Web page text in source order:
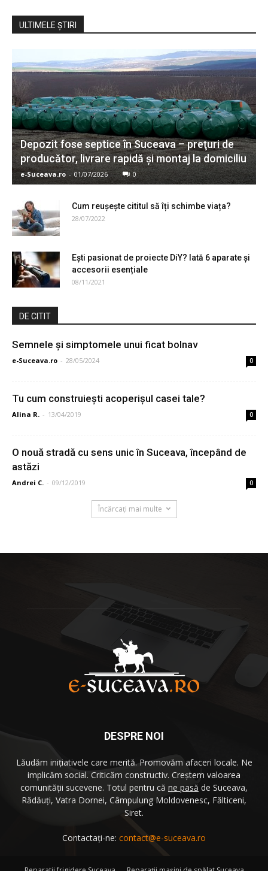
ULTIMELE ŞTIRI
Depozit fose septice în Suceava – preţuri de
producător, livrare rapidă şi montaj la domiciliu
e-Suceava.ro - 01/07/2026 0
Cum reușește cititul să îți schimbe viața?
28/07/2022
Ești pasionat de proiecte DiY? Iată 6 aparate și
accesorii esențiale
08/11/2021
DE CITIT
Semnele și simptomele unui ficat bolnav
e-Suceava.ro - 28/05/2024 0
Tu cum construiești acoperișul casei tale?
Alina R. - 13/04/2019 0
O nouă stradă cu sens unic în Suceava, începând de
astăzi
Andrei C. - 09/12/2019 0
Încărcați mai multe
DESPRE NOI
Lăudăm iniţiativele care merită. Promovăm afaceri locale. Ne
implicăm social. Criticăm constructiv. Creştem valoarea
comunităţii sucevene. Totul pentru că ne pasă de Suceava,
Rădăuţi, Vatra Dornei, Câmpulung Moldovenesc, Fălticeni,
Siret.
Contactați-ne: contact@e-suceava.ro